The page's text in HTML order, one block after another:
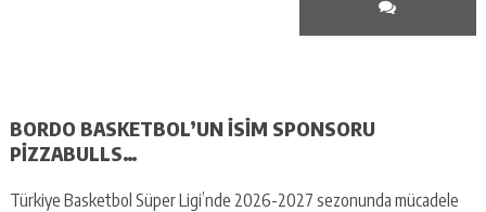
BORDO BASKETBOL’UN İSİM SPONSORU
PİZZABULLS…
Türkiye Basketbol Süper Ligi’nde 2026-2027 sezonunda mücadele